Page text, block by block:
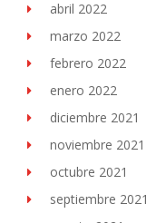
abril 2022
marzo 2022
febrero 2022
enero 2022
diciembre 2021
noviembre 2021
octubre 2021
septiembre 2021